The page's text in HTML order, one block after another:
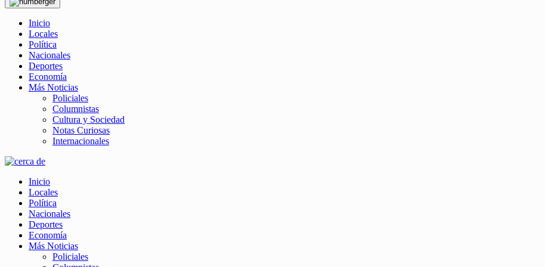
Inicio
Locales
Política
Nacionales
Deportes
Economía
Más Noticias
Policiales
Columnistas
Cultura y Sociedad
Notas Curiosas
Internacionales
Inicio
Locales
Política
Nacionales
Deportes
Economía
Más Noticias
Policiales